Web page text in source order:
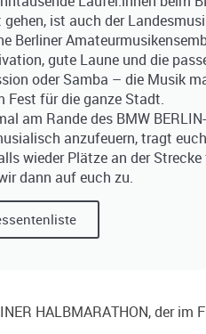
gehen, ist auch der
Berliner
gute Laune und die
oder Samba – die Musik
Fest für die ganze Stadt.
am Rande des BMW BERLIN-
anzufeuern, tragt
wieder Plätze an der Strecke
dann auf euch zu.
HALBMARATHON, der